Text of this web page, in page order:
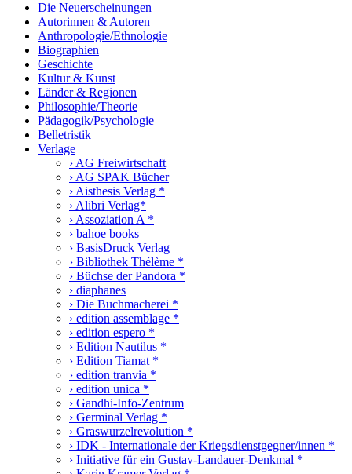
Die Neuerscheinungen
Autorinnen & Autoren
Anthropologie/Ethnologie
Biographien
Geschichte
Kultur & Kunst
Länder & Regionen
Philosophie/Theorie
Pädagogik/Psychologie
Belletristik
Verlage
› AG Freiwirtschaft
› AG SPAK Bücher
› Aisthesis Verlag *
› Alibri Verlag*
› Assoziation A *
› bahoe books
› BasisDruck Verlag
› Bibliothek Thélème *
› Büchse der Pandora *
› diaphanes
› Die Buchmacherei *
› edition assemblage *
› edition espero *
› Edition Nautilus *
› Edition Tiamat *
› edition tranvia *
› edition unica *
› Gandhi-Info-Zentrum
› Germinal Verlag *
› Graswurzelrevolution *
› IDK - Internationale der Kriegsdienstgegner/innen *
› Initiative für ein Gustav-Landauer-Denkmal *